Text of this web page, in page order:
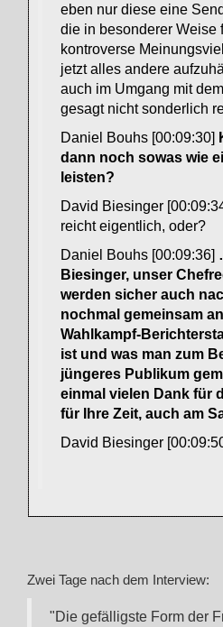
eben nur diese eine
die in besonderer Weise
kontroverse
jetzt alles andere
auch im Umgang mit
gesagt nicht sonderlich
Daniel Bouhs [00:09:30]
dann noch sowas wie
leisten?
David Biesinger
reicht eigentlich, oder?
Daniel Bouhs [00:09:36]
Biesinger, unser
werden sicher auch
nochmal gemeinsam
Wahlkampf-
ist und was man zum
jüngeres Publikum
einmal vielen Dank für
für Ihre Zeit, auch am
David Biesinger
Zwei Tage nach dem Interview:
"Die gefälligste Form der